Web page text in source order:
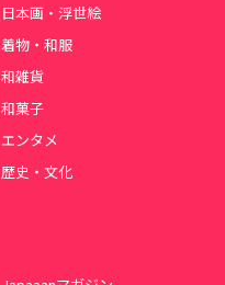
日本画・浮世絵
着物・和服
和雑貨
和菓子
エンタメ
歴史・文化